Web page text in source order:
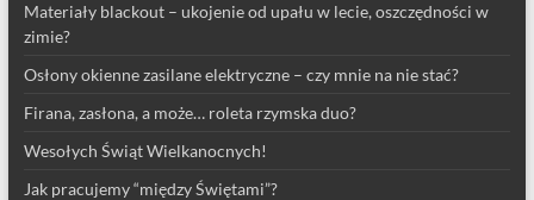
Materiały blackout – ukojenie od upału w lecie, oszczędności w
zimie?
Osłony okienne zasilane elektryczne – czy mnie na nie stać?
Firana, zasłona, a może… roleta rzymska duo?
Wesołych Świąt Wielkanocnych!
Jak pracujemy “między Świętami”?